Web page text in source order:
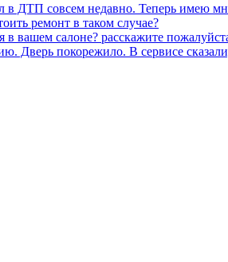
в ДТП совсем недавно. Теперь имею
ремонт в таком случае?
в вашем салоне? расскажите
Дверь покорежило. В сервисе